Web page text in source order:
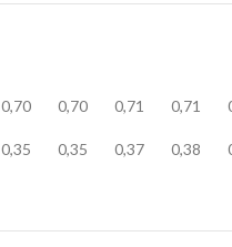
0,70
0,35
0,70
0,35
0,71
0,37
0,71
0,38